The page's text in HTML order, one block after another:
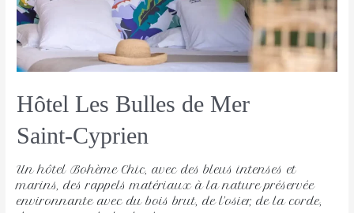
Hôtel Les Bulles de Mer
Saint-Cyprien
Un hôtel Bohème Chic, avec des bleus intenses et
marins, des rappels matériaux à la nature préservée
environnante avec du bois brut, de l’osier, de la corde,